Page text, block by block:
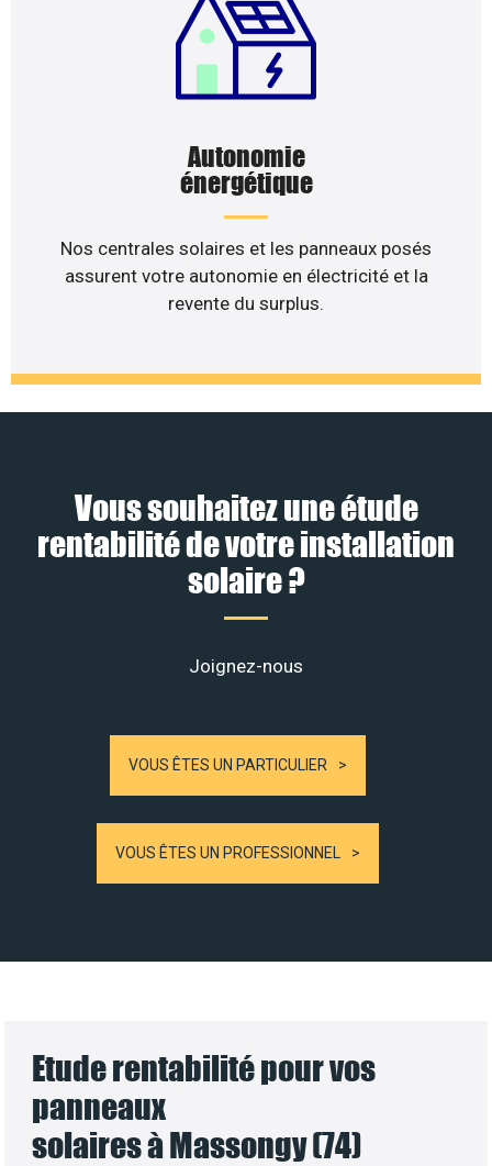
Autonomie
énergétique
Nos centrales solaires et les panneaux posés
assurent votre autonomie en électricité et la
revente du surplus.
Vous souhaitez une étude
rentabilité de votre installation
solaire ?
Joignez-nous
VOUS ÊTES UN PARTICULIER
VOUS ÊTES UN PROFESSIONNEL
Etude rentabilité pour vos
panneaux
solaires à Massongy (74)